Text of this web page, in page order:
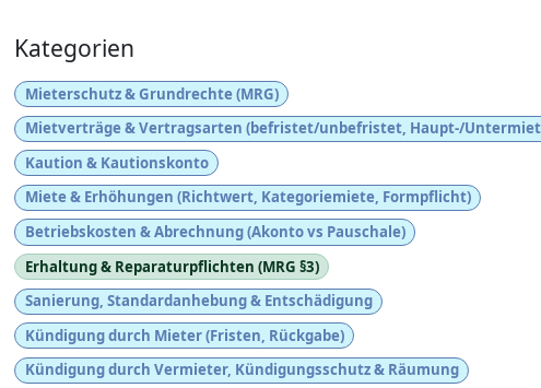
Kategorien
Mieterschutz & Grundrechte (MRG)
Mietverträge & Vertragsarten (befristet/unbefristet, Haupt-/
Kaution & Kautionskonto
Miete & Erhöhungen (Richtwert, Kategoriemiete, Formpflicht)
Betriebskosten & Abrechnung (Akonto vs Pauschale)
Erhaltung & Reparaturpflichten (MRG §3)
Sanierung, Standardanhebung & Entschädigung
Kündigung durch Mieter (Fristen, Rückgabe)
Kündigung durch Vermieter, Kündigungsschutz & Räumung